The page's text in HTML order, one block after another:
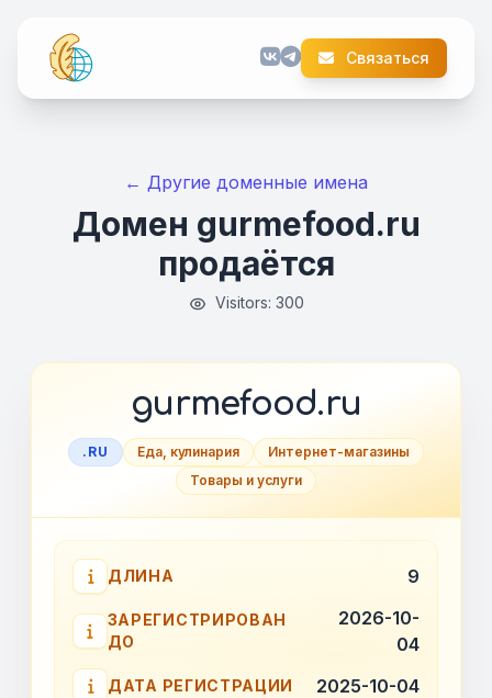
Связаться
← Другие доменные имена
Домен gurmefood.ru
продаётся
Visitors: 300
gurmefood.ru
.RU Еда, кулинария
Интернет-магазины
Товары и услуги
ДЛИНА 9
ЗАРЕГИСТРИРОВАН
ДО
2026-10-
04
ДАТА РЕГИСТРАЦИИ 2025-10-04